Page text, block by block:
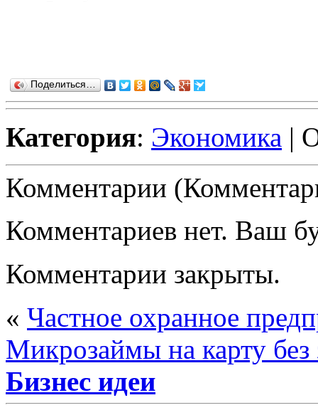
Поделиться…
Категория: Экономика |
Комментарии
Комментариев нет. Ваш
Комментарии закрыты.
« Частное охранное
Микрозаймы на карту без
Бизнес идеи